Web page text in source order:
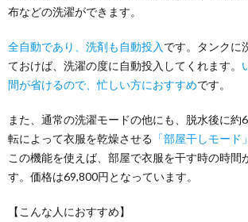
布などの洗濯ができます。
全自動であり、洗剤も自動投入 です。タンクに
ておけば、洗濯の度に自動投入してくれます。
間が省けるので、忙しい方におすすめです。
また、通常の洗濯モードの他にも、脱水後に約
転によって衣服を乾燥させる 「部屋干しモード」
この機能を使えば、部屋で衣服を干す時の時間
す。価格は69,800円となっています。
【こんな人におすすめ】